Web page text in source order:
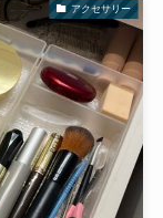
アクセサリー